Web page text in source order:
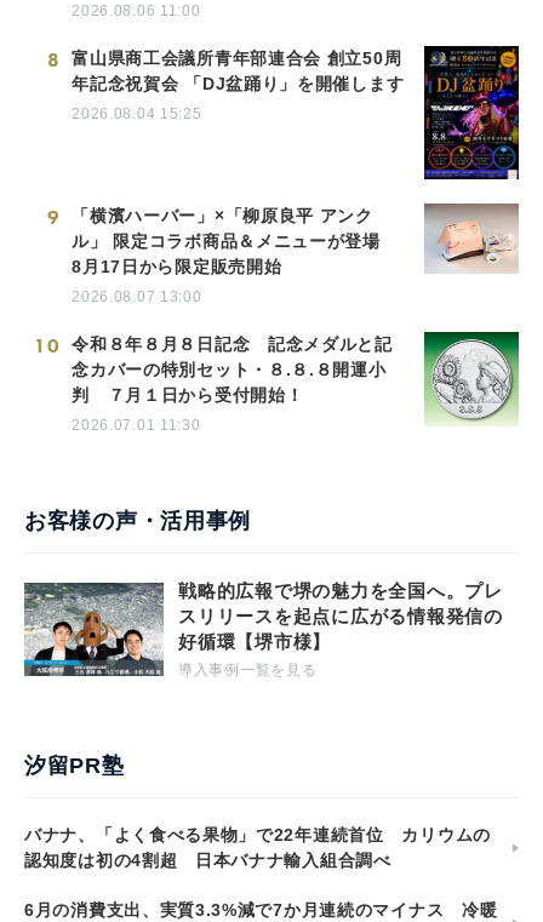
2026.08.06 11:00
8
富山県商工会議所青年部連合会 創立50周
年記念祝賀会 「DJ盆踊り」を開催します
2026.08.04 15:25
9
「横濱ハーバー」×「柳原良平 アンク
ル」 限定コラボ商品＆メニューが登場
8月17日から限定販売開始
2026.08.07 13:00
10
令和８年８月８日記念 記念メダルと記
念カバーの特別セット・８.８.８開運小
判 ７月１日から受付開始！
2026.07.01 11:30
お客様の声・活用事例
戦略的広報で堺の魅力を全国へ。プレ
スリリースを起点に広がる情報発信の
好循環【堺市様】
導入事例一覧を見る
汐留PR塾
バナナ、「よく食べる果物」で22年連続首位 カリウムの
認知度は初の4割超 日本バナナ輸入組合調べ
6月の消費支出、実質3.3%減で7か月連続のマイナス 冷暖